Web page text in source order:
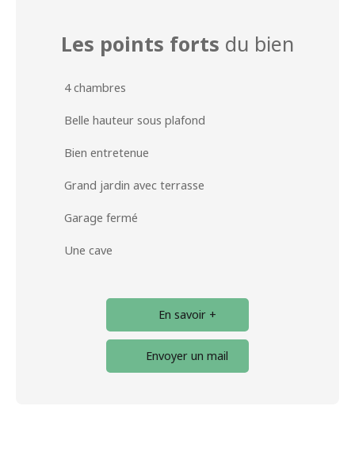
Les points forts du bien
4 chambres
Belle hauteur sous plafond
Bien entretenue
Grand jardin avec terrasse
Garage fermé
Une cave
En savoir +
Envoyer un mail